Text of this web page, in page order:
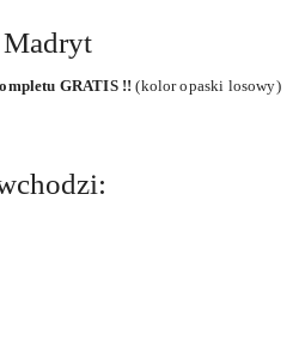
GRATIS !!(kolor opaski losowy)